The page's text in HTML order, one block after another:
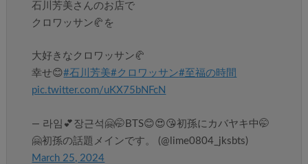
石川芳美さんのお店で
クロワッサン🥐を
大好きなクロワッサン🥐
幸せ😊#石川芳美#クロワッサン#至福の時間
pic.twitter.com/uKX75bNFcN
— 라임💕장근석🤗🤭BTS😊😍😘初孫にカバヤキ中🤭
🤗初孫の話題メインです。 (@lime0804_jksbts)
March 25, 2024